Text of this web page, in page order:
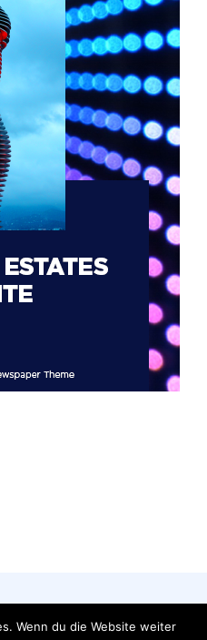
FAQ
Wenn du die Website weiter